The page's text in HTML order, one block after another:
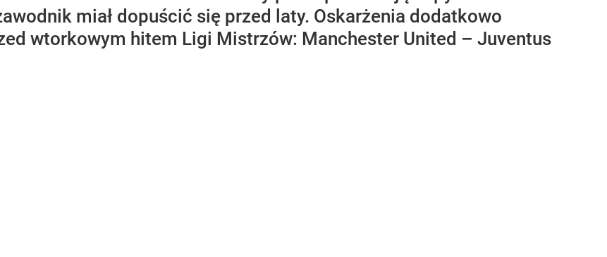
miał dopuścić się przed laty. Oskarżenia dodatkowo
wtorkowym hitem Ligi Mistrzów: Manchester United – Juventus